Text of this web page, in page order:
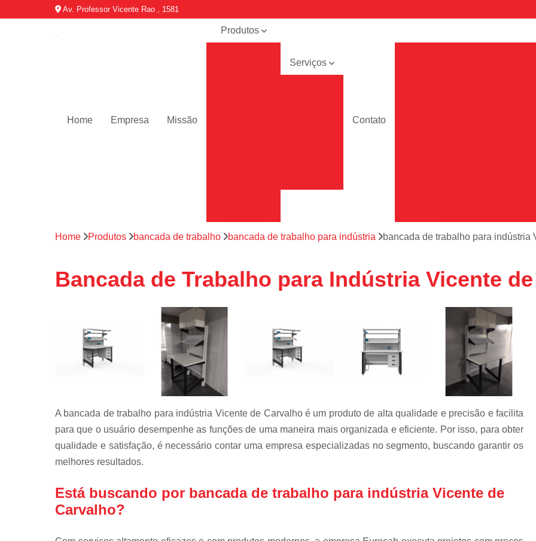
Av. Professor Vicente Rao , 1581
Home Empresa Missão
Produtos
Mobiliário
Rack para
Racks para
data center
Régua de
Régua pdu
Suporte para
Serviços
Contato
Bandeja para
Bandeja Rack 19
Confinamento
Confinamento
Confinamento
Confinamento
Confinamento
Confinamento
Confinamento
Confinamento
Confinamento
Confinamento
Confinamento
Home Produtos bancada de trabalho bancada de trabalho para indústria bancada de trabalho para indústria
Bancada de Trabalho para Indústria Vicente
A bancada de trabalho para indústria Vicente de Carvalho é um produto de alta qualidade e precisão e facilita
para que o usuário desempenhe as funções de uma maneira mais organizada e eficiente. Por isso, para obter
qualidade e satisfação, é necessário contar uma empresa especializadas no segmento, buscando garantir os
melhores resultados.
Está buscando por bancada de trabalho para indústria Vicente de
Carvalho?